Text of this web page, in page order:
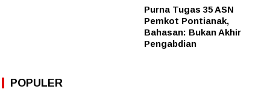
Purna Tugas 35 ASN
Pemkot Pontianak,
Bahasan: Bukan Akhir
Pengabdian
POPULER